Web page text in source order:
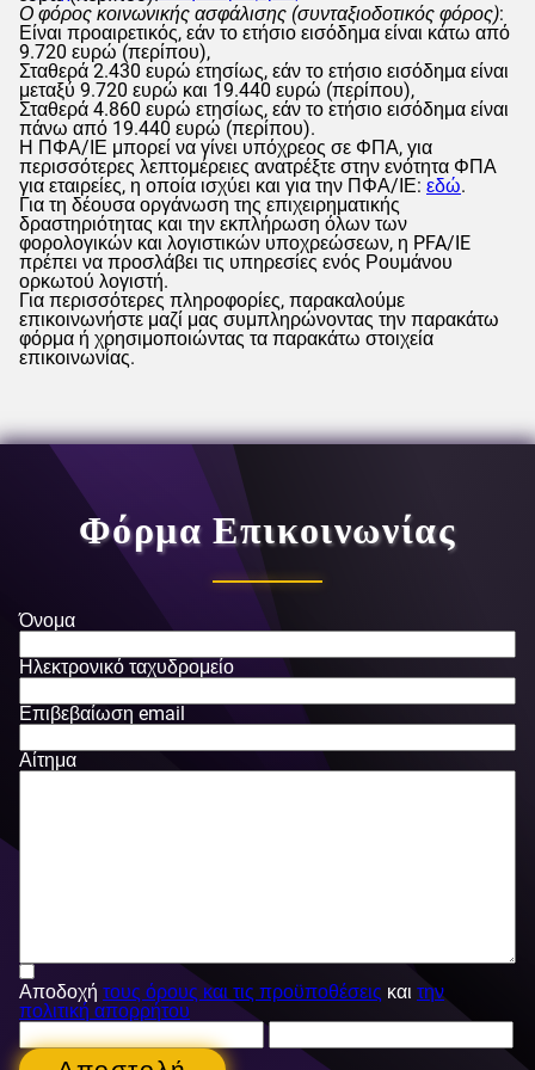
Ο φόρος κοινωνικής ασφάλισης (συνταξιοδοτικός φόρος):
Είναι προαιρετικός, εάν το ετήσιο εισόδημα είναι κάτω από
9.720 ευρώ (περίπου),
Σταθερά 2.430 ευρώ ετησίως, εάν το ετήσιο εισόδημα είναι
μεταξύ 9.720 ευρώ και 19.440 ευρώ (περίπου),
Σταθερά 4.860 ευρώ ετησίως, εάν το ετήσιο εισόδημα είναι
πάνω από 19.440 ευρώ (περίπου).
Η ΠΦΑ/ΙΕ μπορεί να γίνει υπόχρεος σε ΦΠΑ, για
περισσότερες λεπτομέρειες ανατρέξτε στην ενότητα ΦΠΑ
για εταιρείες, η οποία ισχύει και για την ΠΦΑ/ΙΕ: εδώ.
Για τη δέουσα οργάνωση της επιχειρηματικής
δραστηριότητας και την εκπλήρωση όλων των
φορολογικών και λογιστικών υποχρεώσεων, η PFA/IE
πρέπει να προσλάβει τις υπηρεσίες ενός Ρουμάνου
ορκωτού λογιστή.
Για περισσότερες πληροφορίες, παρακαλούμε
επικοινωνήστε μαζί μας συμπληρώνοντας την παρακάτω
φόρμα ή χρησιμοποιώντας τα παρακάτω στοιχεία
επικοινωνίας.
Φόρμα Επικοινωνίας
Όνομα
Ηλεκτρονικό ταχυδρομείο
Επιβεβαίωση email
Αίτημα
Αποδοχή τους όρους και τις προϋποθέσεις και την
πολιτική απορρήτου